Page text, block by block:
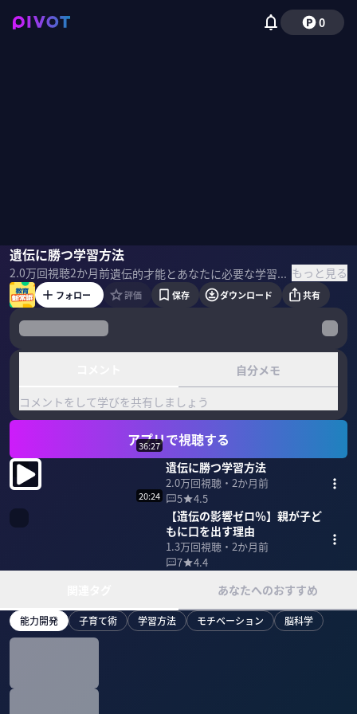
0
遺伝に勝つ学習方法
2.0万回視聴2か月前 遺伝的才能とあなたに必要な学習。教育が持つ相反する2つの顔とは。外発的動機と内発的動機。脳の2つのネットワークとは。教育脳について安藤寿康氏に聞いた。 ＜ゲスト＞ 安藤寿康｜教育学博士 慶應義塾大学名誉教授 慶應義塾大学文学部卒業後、同大学大学院社会学研究科博士課程単位取得退学。日本における双生児法による行動遺伝学研究の第一人者。 専門：行動遺伝学、教育心理学、進化教育学 ＜参考書籍＞ 『教育脳 遺伝的才能と〈あなた〉に必要な学習を語ろう』 安藤寿康（著）大和書房（刊） もっと見る
安藤寿康りんたろー。（EXIT）
フォロー 評価 保存 ダウンロード 共有
自分メモ
コメントをして学びを共有しましょう
アプリで視聴する
36:27
遺伝に勝つ学習方法
2.0万回視聴・ 2か月前
5
4.5
20:24
【遺伝の影響ゼロ％】親が子ど
もに口を出す理由
1.3万回視聴・ 2か月前
7
4.4
あなたへのおすすめ
能力開発 子育て術 学習方法 モチベーション 脳科学